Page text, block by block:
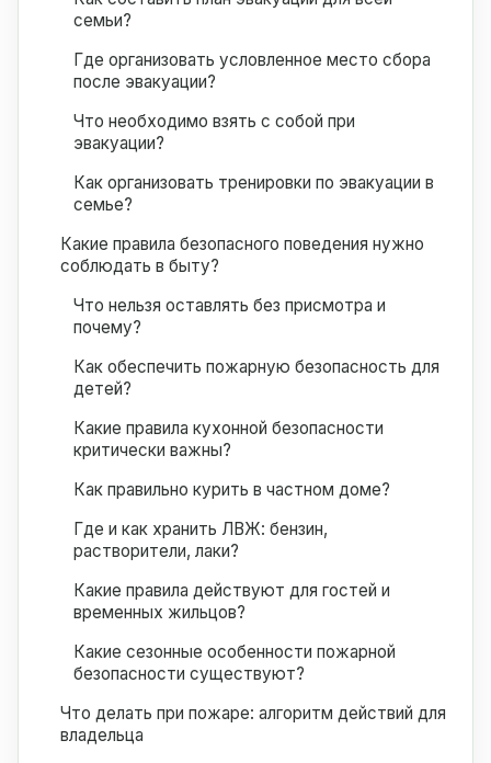
семьи?
Где организовать условленное место сбора
после эвакуации?
Что необходимо взять с собой при
эвакуации?
Как организовать тренировки по эвакуации в
семье?
Какие правила безопасного поведения нужно
соблюдать в быту?
Что нельзя оставлять без присмотра и
почему?
Как обеспечить пожарную безопасность для
детей?
Какие правила кухонной безопасности
критически важны?
Как правильно курить в частном доме?
Где и как хранить ЛВЖ: бензин,
растворители, лаки?
Какие правила действуют для гостей и
временных жильцов?
Какие сезонные особенности пожарной
безопасности существуют?
Что делать при пожаре: алгоритм действий для
владельца